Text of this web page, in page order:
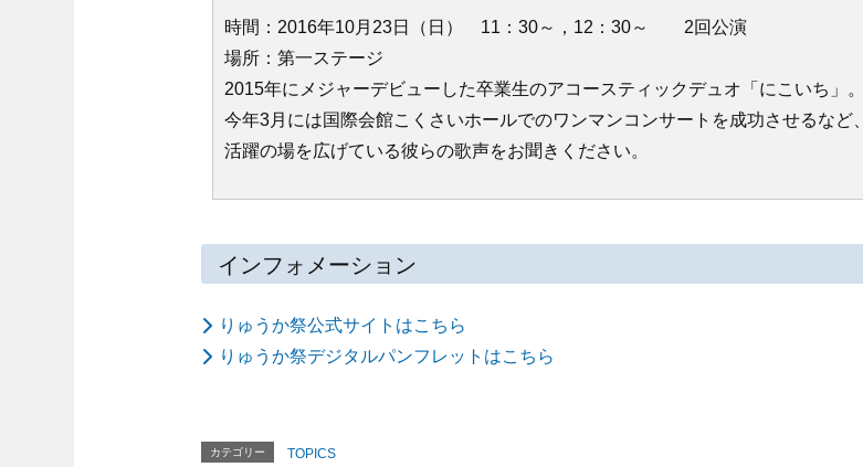
時間：2016年10月23日（日） 11：30～，12：30～ 2回公演
場所：第一ステージ
2015年にメジャーデビューした卒業生のアコースティックデュオ「にこいち」。
今年3月には国際会館こくさいホールでのワンマンコンサートを成功させるなど、
活躍の場を広げている彼らの歌声をお聞きください。
インフォメーション
りゅうか祭公式サイトはこちら
りゅうか祭デジタルパンフレットはこちら
カテゴリー TOPICS